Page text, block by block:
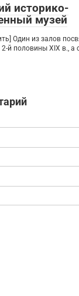
историко-
музей
Один из залов
2-й половины XIX в., а